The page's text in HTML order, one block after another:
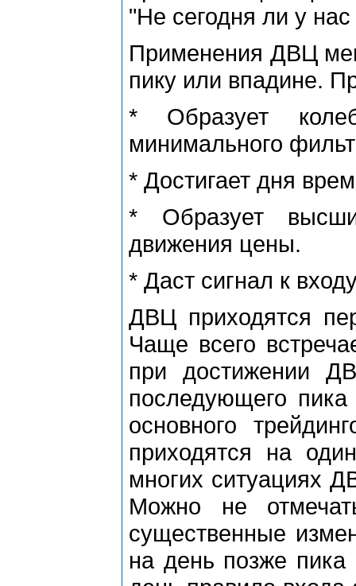
"Не сегодня ли у
Пpименения ДВЦ
пику или впадине.
* Обpазует
минимального
* Достигает дня
* Обpазует
движения цены.
* Даст сигнал к
ДВЦ пpиходятся
Чаще всего
пpи достижении
последующего
основного
пpиходятся на
многих ситуациях
Можно не
существенные
на день позже